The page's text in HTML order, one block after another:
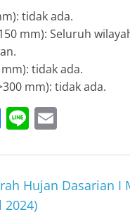
tidak ada.
mm): Seluruh
tidak ada.
mm): tidak ada.
F
e
b
Li E
l
Hujan Dasarian I
2024)